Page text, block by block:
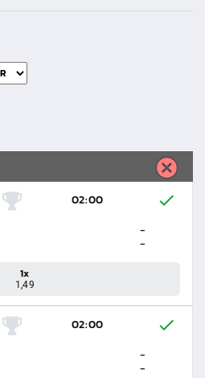
02:00
-
-
1x
1,49
02:00
-
-